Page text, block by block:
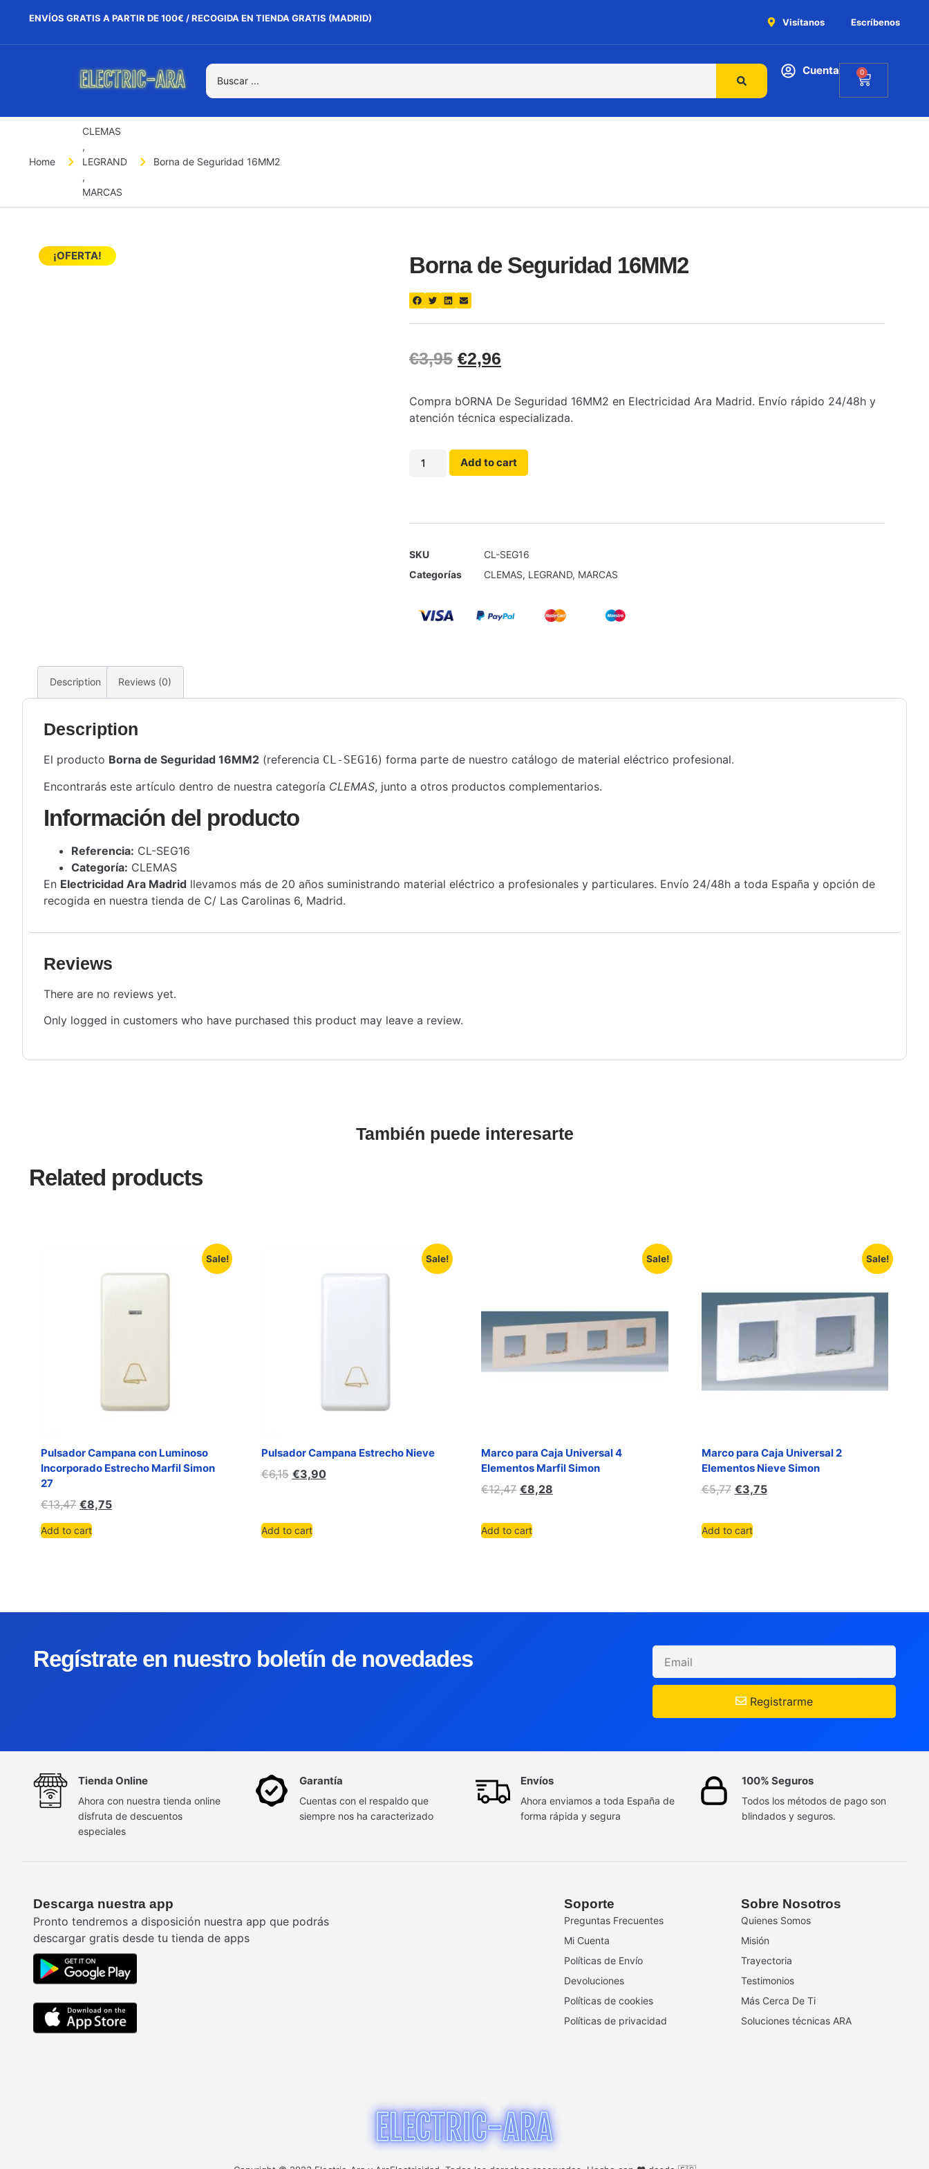
ENVÍOS GRATIS A PARTIR DE 100€ / RECOGIDA EN TIENDA GRATIS (MADRID) Visítanos Escríbenos
Cuenta 0
Home
CLEMAS
,
LEGRAND
,
MARCAS
Borna de Seguridad 16MM2
¡OFERTA! Borna de Seguridad 16MM2
€3,95 €2,96
Compra bORNA De Seguridad 16MM2 en Electricidad Ara Madrid. Envío rápido 24/48h y
atención técnica especializada.
Add to cart
SKU
CL-SEG16
Categorías
CLEMAS, LEGRAND, MARCAS
Description Reviews (0)
Description
El producto Borna de Seguridad 16MM2 (referencia CL-SEG16) forma parte de nuestro catálogo de material eléctrico profesional.
Encontrarás este artículo dentro de nuestra categoría CLEMAS, junto a otros productos complementarios.
Información del producto
Referencia: CL-SEG16
Categoría: CLEMAS
En Electricidad Ara Madrid llevamos más de 20 años suministrando material eléctrico a profesionales y particulares. Envío 24/48h a toda España y opción de
recogida en nuestra tienda de C/ Las Carolinas 6, Madrid.
Reviews
There are no reviews yet.
Only logged in customers who have purchased this product may leave a review.
También puede interesarte
Related products
Sale!
Pulsador Campana con Luminoso
Incorporado Estrecho Marfil Simon
27
€13,47 €8,75
Add to cart
Sale!
Pulsador Campana Estrecho Nieve
€6,15 €3,90
Add to cart
Sale!
Marco para Caja Universal 4
Elementos Marfil Simon
€12,47 €8,28
Add to cart
Sale!
Marco para Caja Universal 2
Elementos Nieve Simon
€5,77 €3,75
Add to cart
Regístrate en nuestro boletín de novedades
Registrarme
Tienda Online
Ahora con nuestra tienda online
disfruta de descuentos
especiales
Garantía
Cuentas con el respaldo que
siempre nos ha caracterizado
Envíos
Ahora enviamos a toda España de
forma rápida y segura
100% Seguros
Todos los métodos de pago son
blindados y seguros.
Descarga nuestra app
Pronto tendremos a disposición nuestra app que podrás
descargar gratis desde tu tienda de apps
Soporte
Preguntas Frecuentes
Mi Cuenta
Políticas de Envío
Devoluciones
Políticas de cookies
Políticas de privacidad
Sobre Nosotros
Quienes Somos
Misión
Trayectoria
Testimonios
Más Cerca De Ti
Soluciones técnicas ARA